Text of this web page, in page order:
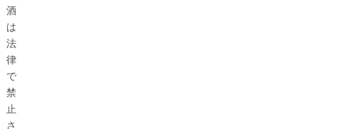
酒
は
法
律
で
禁
止
さ